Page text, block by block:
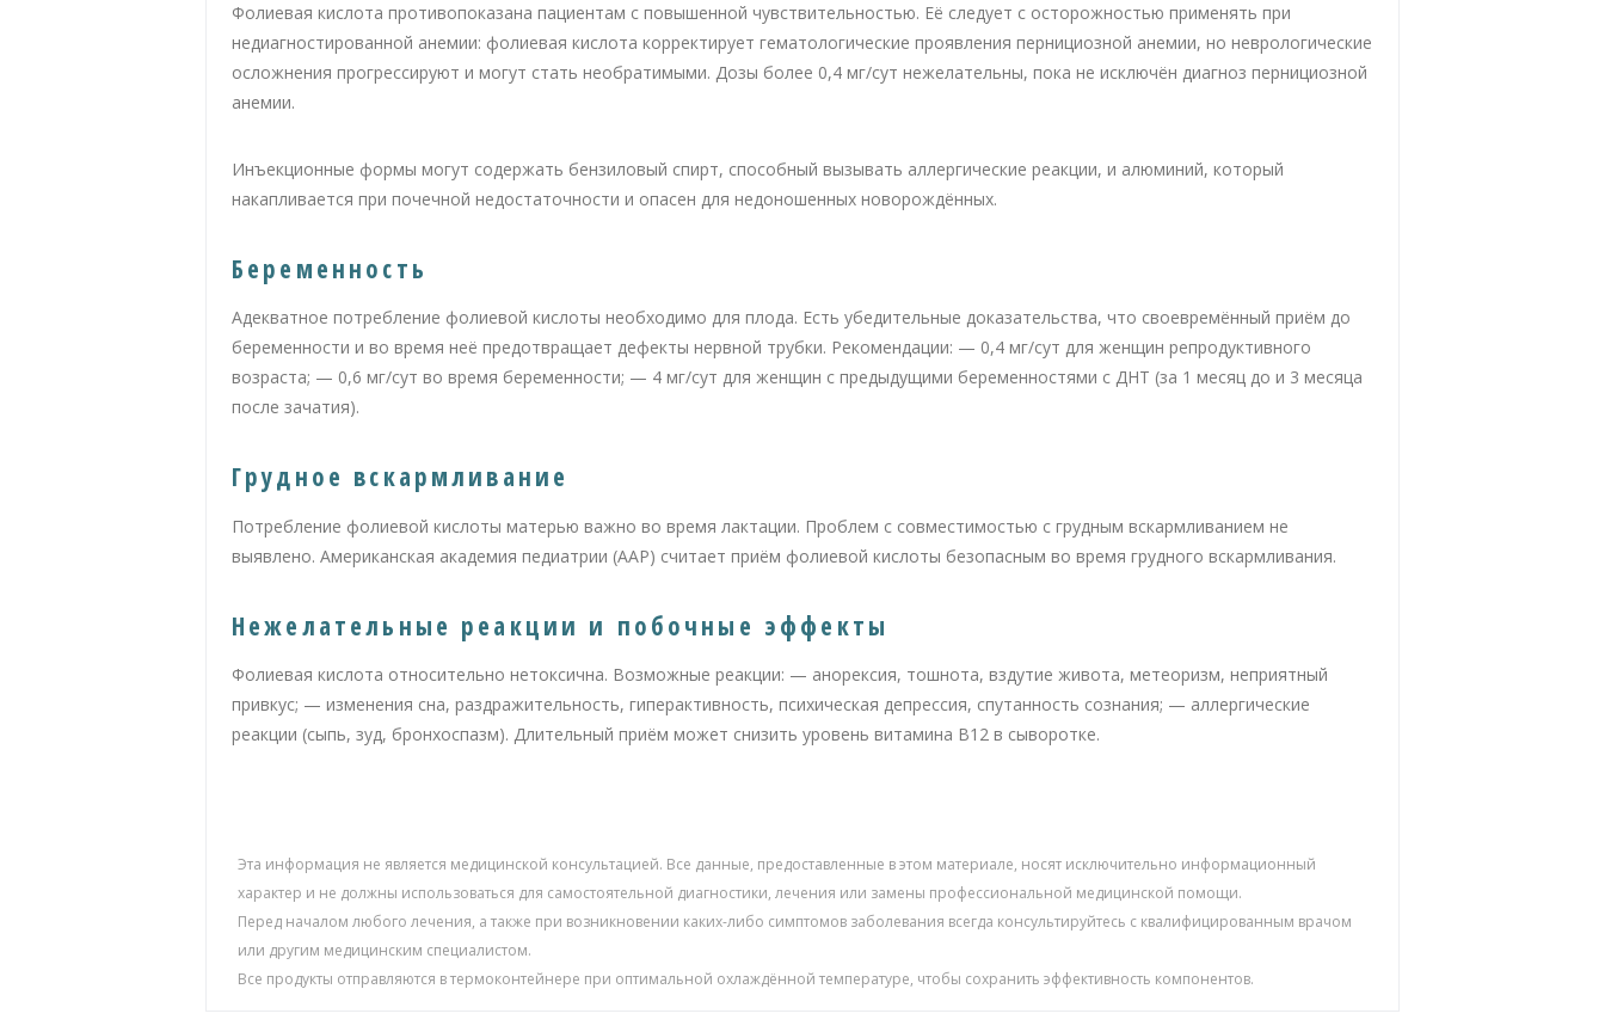
Фолиевая кислота противопоказана пациентам с повышенной чувствительностью. Её следует с осторожностью применять при
недиагностированной анемии: фолиевая кислота корректирует гематологические проявления пернициозной анемии, но неврологические
осложнения прогрессируют и могут стать необратимыми. Дозы более 0,4 мг/сут нежелательны, пока не исключён диагноз пернициозной
анемии.
Инъекционные формы могут содержать бензиловый спирт, способный вызывать аллергические реакции, и алюминий, который
накапливается при почечной недостаточности и опасен для недоношенных новорождённых.
Беременность
Адекватное потребление фолиевой кислоты необходимо для плода. Есть убедительные доказательства, что своевремённый приём до
беременности и во время неё предотвращает дефекты нервной трубки. Рекомендации: — 0,4 мг/сут для женщин репродуктивного
возраста; — 0,6 мг/сут во время беременности; — 4 мг/сут для женщин с предыдущими беременностями с ДНТ (за 1 месяц до и 3 месяца
после зачатия).
Грудное вскармливание
Потребление фолиевой кислоты матерью важно во время лактации. Проблем с совместимостью с грудным вскармливанием не
выявлено. Американская академия педиатрии (AAP) считает приём фолиевой кислоты безопасным во время грудного вскармливания.
Нежелательные реакции и побочные эффекты
Фолиевая кислота относительно нетоксична. Возможные реакции: — анорексия, тошнота, вздутие живота, метеоризм, неприятный
привкус; — изменения сна, раздражительность, гиперактивность, психическая депрессия, спутанность сознания; — аллергические
реакции (сыпь, зуд, бронхоспазм). Длительный приём может снизить уровень витамина В12 в сыворотке.
Эта информация не является медицинской консультацией. Все данные, предоставленные в этом материале, носят исключительно информационный
характер и не должны использоваться для самостоятельной диагностики, лечения или замены профессиональной медицинской помощи.
Перед началом любого лечения, а также при возникновении каких-либо симптомов заболевания всегда консультируйтесь с квалифицированным врачом
или другим медицинским специалистом.
Все продукты отправляются в термоконтейнере при оптимальной охлаждённой температуре, чтобы сохранить эффективность компонентов.